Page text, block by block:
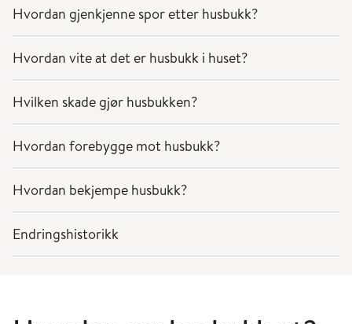
Hvordan gjenkjenne spor etter husbukk?
Hvordan vite at det er husbukk i huset?
Hvilken skade gjør husbukken?
Hvordan forebygge mot husbukk?
Hvordan bekjempe husbukk?
Endringshistorikk